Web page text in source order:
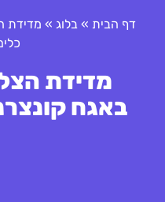
דף הבית » בלוג » מדידת
מדידת
באגח